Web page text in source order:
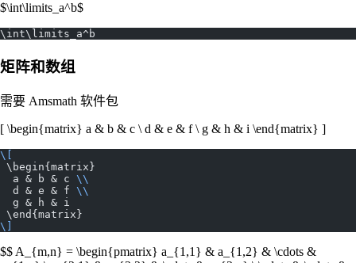
$\int\limits_a^b$
\int\limits_a^b
矩阵和数组
需要 Amsmath 软件包
[ \begin{matrix} a & b & c \ d & e & f \ g & h & i \end{matrix} ]
\[
\begin{matrix}
  a & b & c
\\
  d & e & f
\\
  g & h & i
\end{matrix}
\]
$$ A_{m,n} = \begin{pmatrix} a_{1,1} & a_{1,2} & \cdots &